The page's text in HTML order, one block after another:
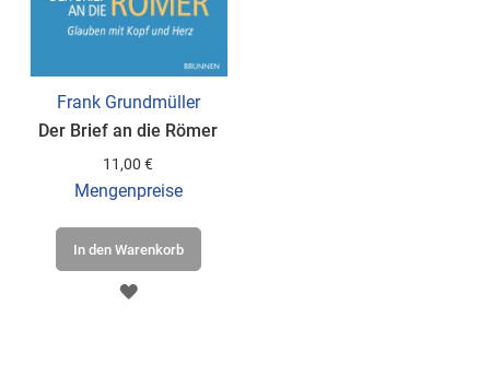
Frank Grundmüller
Der Brief an die Römer
11,00 €
Mengenpreise
In den Warenkorb
ZUR